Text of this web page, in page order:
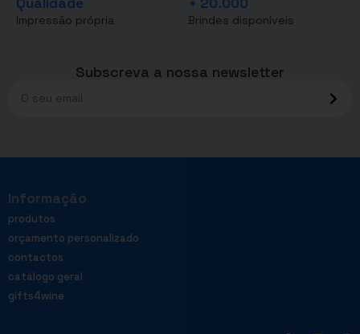
Impressão própria Brindes disponíveis
Subscreva a nossa newsletter
Informação
produtos
orçamento personalizado
contactos
catálogo geral
gifts4wine